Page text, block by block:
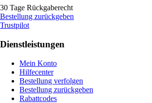
30 Tage Rückgaberecht
Bestellung zurückgeben
Trustpilot
Dienstleistungen
Mein Konto
Hilfecenter
Bestellung verfolgen
Bestellung zurückgeben
Rabattcodes